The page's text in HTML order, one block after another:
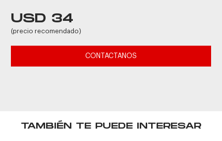
USD 34
(precio recomendado)
CONTACTANOS
TAMBIÉN TE PUEDE INTERESAR